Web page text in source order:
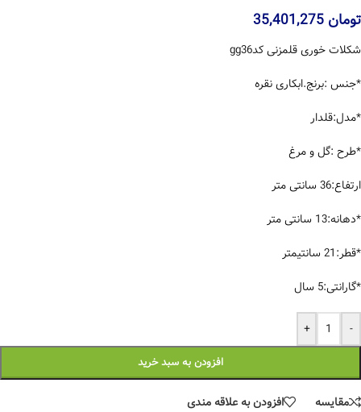
تومان
شکلات خوری قلمزنی کدgg36
*جنس :برنج.ابکاری نقره
*مدل:قلدار
*طرح :گل و مرغ
ارتفاع:36 سانتی متر
*دهانه:13 سانتی متر
*قطر:21 سانتیمتر
*گارانتی:5 سال
-
+
افزودن به سبد خرید
مقایسه افزودن به علاقه مندی